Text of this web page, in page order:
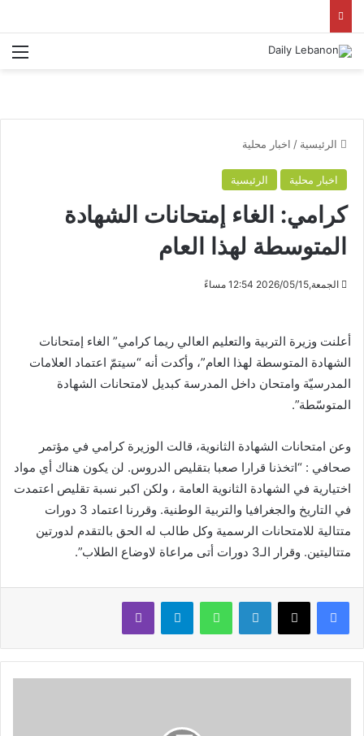
الرئيسية / اخبار محلية
اخبار محلية الرئيسية
كرامي: الغاء إمتحانات الشهادة
المتوسطة لهذا العام
الجمعة,2026/05/15 12:54 مساءً
أعلنت وزيرة التربية والتعليم العالي ريما كرامي” الغاء إمتحانات
الشهادة المتوسطة لهذا العام”، وأكدت أنه “سيتمّ اعتماد العلامات
المدرسيّة وامتحان داخل المدرسة كبديل لامتحانات الشهادة
المتوسّطة”.
وعن امتحانات الشهادة الثانوية، قالت الوزيرة كرامي في مؤتمر
صحافي : “اتخذنا قرارا صعبا بتقليص الدروس. لن يكون هناك أي مواد
اختيارية في الشهادة الثانوية العامة ، ولكن اكبر نسبة تقليص اعتمدت
في التاريخ والجغرافيا والتربية الوطنية. وقررنا اعتماد 3 دورات
متتالية للامتحانات الرسمية وكل طالب له الحق بالتقدم لدورتين
متتاليتين. وقرار الـ3 دورات أتى مراعاة لاوضاع الطلاب”.
لينكدإن واتساب تيلقرام ڤايبر